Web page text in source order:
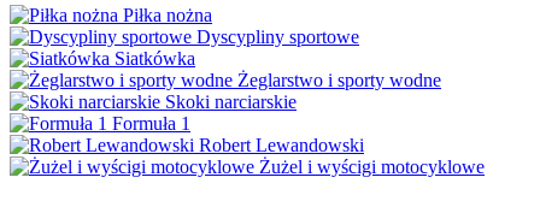
Piłka nożna
Dyscypliny sportowe
Siatkówka
Żeglarstwo i sporty wodne
Skoki narciarskie
Formuła 1
Robert Lewandowski
Żużel i wyścigi motocyklowe